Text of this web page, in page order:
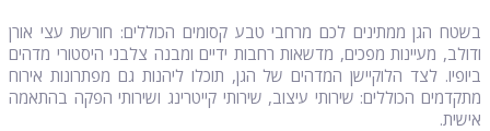
בשטח הגן ממתינים לכם מרחבי טבע קסומים הכוללים: חורשת עצי אורן
ודולב, מעיינות מפכים, מדשאות רחבות ידיים ומבנה צלבני היסטורי מדהים
ביופיו. לצד הלוקיישן המדהים של הגן, תוכלו ליהנות גם מפתרונות אירוח
מתקדמים הכוללים: שירותי עיצוב, שירותי קייטרינג ושירותי הפקה בהתאמה
אישית.